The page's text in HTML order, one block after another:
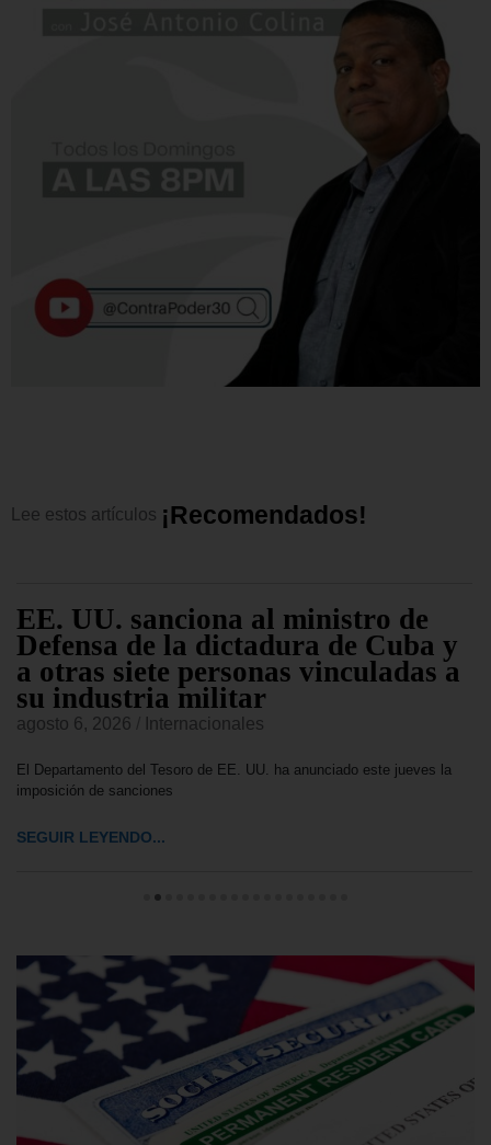
Lee estos artículos ¡Recomend ad os!
EE. UU. sanciona al ministro de
Defensa de la dictadura de Cuba y
a otras siete personas vinculadas a
su industria militar
agosto 6, 2026 Internacionales
El Departamento del Tesoro de EE. UU. ha anunciado este jueves la
imposición de sanciones
SEGUIR LEYENDO...